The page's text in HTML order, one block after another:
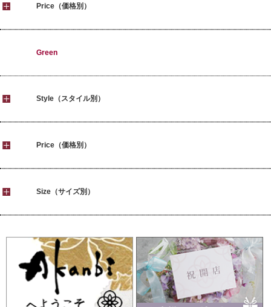
Price（価格別）
Green
Style（スタイル別）
Price（価格別）
Size（サイズ別）